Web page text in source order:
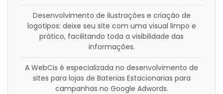
Desenvolvimento de ilustrações e criação de
logotipos: deixe seu site com uma visual limpo e
prático, facilitando toda a visibilidade das
informações.
A WebCis é especializada no desenvolvimento de
sites para lojas de Baterias Estacionarias para
campanhas no Google Adwords.